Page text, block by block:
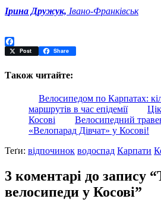
Ірина Дружук, Івано-Франківськ
Facebook
Post Share
Також читайте:
Велосипедом по Карпатах:
маршрутів в час епідемії
Косові
Велосипедний
«Велопарад Дівчат» у Косові!
Теґи: відпочинок водоспад Карпати
3 коментарі до запису
велосипеди у Косові”